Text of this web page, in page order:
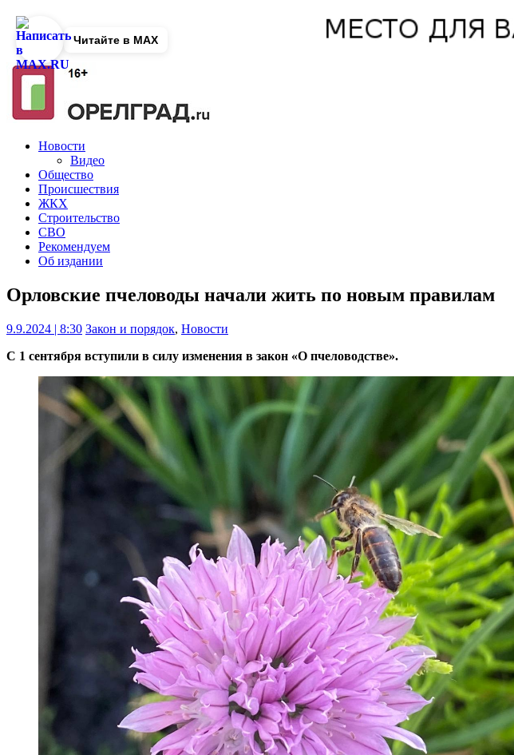
Новости
Видео
Общество
Происшествия
ЖКХ
Строительство
СВО
Рекомендуем
Об издании
Орловские пчеловоды начали жить по новым правилам
9.9.2024 | 8:30 Закон и порядок, Новости
С 1 сентября вступили в силу изменения в закон «О пчеловодстве».
Читайте в MAX